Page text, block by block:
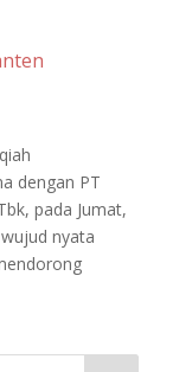
dengan PT
pada Jumat,
nyata